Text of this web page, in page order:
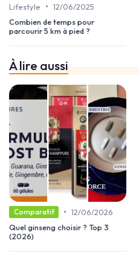
Lifestyle • 12/06/2025
Combien de temps pour
parcourir 5 km à pied ?
À lire aussi
Comparatif • 12/06/2026
Quel ginseng choisir ? Top 3
(2026)